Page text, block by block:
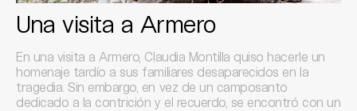
Una visita a Armero
En una visita a Armero, Claudia Montilla quiso hacerle un
homenaje tardío a sus familiares desaparecidos en la
tragedia. Sin embargo, en vez de un camposanto
dedicado a la contrición y el recuerdo, se encontró con un